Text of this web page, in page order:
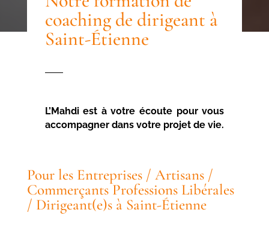
coaching de dirigeant à
Saint-Étienne
L’Mahdi est à votre écoute pour vous
accompagner dans votre projet de vie.
Pour les Entreprises / Artisans /
Commerçants Professions Libérales
/ Dirigeant(e)s à Saint-Étienne